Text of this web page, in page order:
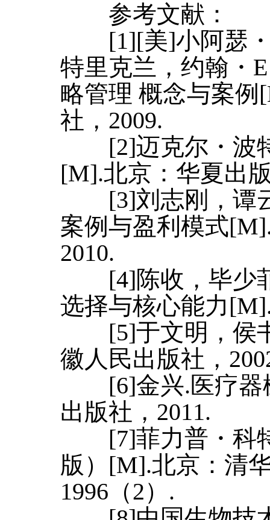
参考文献：
[1][美]小阿瑟・
特里克兰，约翰・
略管理 概念与案例
社，2009.
[2]迈克尔・波特
[M].北京：华夏出
[3]刘志刚，谭
案例与盈利模式
2010.
[4]陈收，毕少
选择与核心能力
[5]于文明，侯
徽人民出版社，
[6]金兴.医疗器
出版社，2011.
[7]菲力普・科特
版）[M].北京：清
1996（2）.